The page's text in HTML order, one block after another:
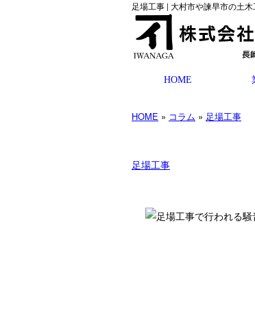
足場工事 | 大村市や諫早市の土
HOME
HOME » コラム » 足場工事
足場工事